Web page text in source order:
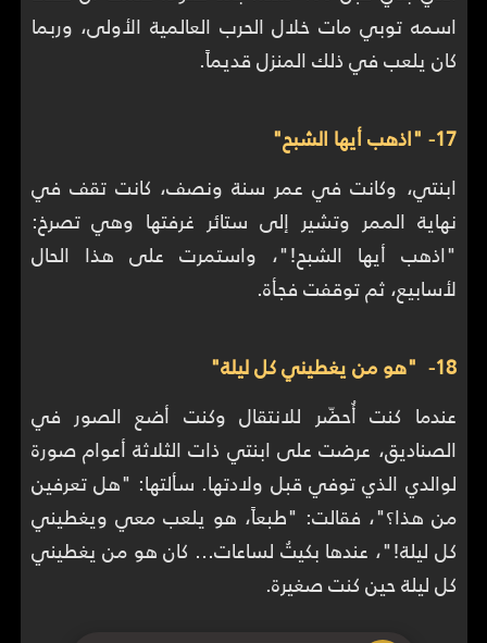
اسمه توبي مات خلال الحرب العالمية الأولى، وربما
كان يلعب في ذلك المنزل قديماً.
17- "اذهب أيها الشبح"
ابنتي، وكانت في عمر سنة ونصف، كانت تقف في
نهاية الممر وتشير إلى ستائر غرفتها وهي تصرخ:
"اذهب أيها الشبح!"، واستمرت على هذا الحال
لأسابيع، ثم توقفت فجأة.
18- "هو من يغطيني كل ليلة"
عندما كنت أُحضّر للانتقال وكنت أضع الصور في
الصناديق، عرضت على ابنتي ذات الثلاثة أعوام صورة
لوالدي الذي توفي قبل ولادتها. سألتها: "هل تعرفين
من هذا؟"، فقالت: "طبعاً، هو يلعب معي ويغطيني
كل ليلة!"، عندها بكيتُ لساعات… كان هو من يغطيني
كل ليلة حين كنت صغيرة.